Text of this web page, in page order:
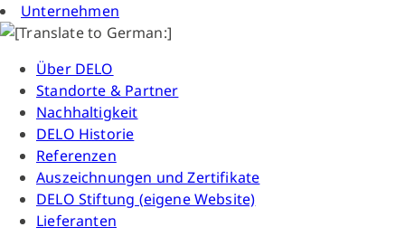
Unternehmen
Über DELO
Standorte & Partner
Nachhaltigkeit
DELO Historie
Referenzen
Auszeichnungen und Zertifikate
DELO Stiftung (eigene Website)
Lieferanten